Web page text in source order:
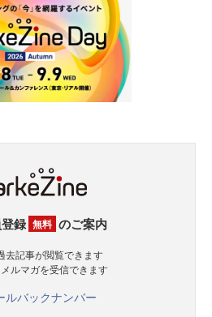
録 無料 のご案内
去記事が閲覧できます
メルマガを受信できます
ルバックナンバー